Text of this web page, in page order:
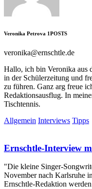
Veronika Petrova 1POSTS
veronika@ernschtle.de
Hallo, ich bin Veronika aus
in der Schülerzeitung und
zu führen. Ganz arg freue
Redaktionsausflug. In
Tischtennis.
Allgemein Interviews Tipps
Ernschtle-Interview
"Die kleine Singer-
November nach Karlsruhe
Ernschtle-Redaktion